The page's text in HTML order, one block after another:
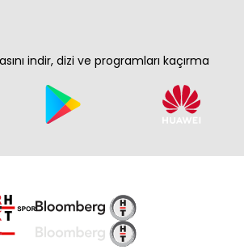
indir, dizi ve programları kaçırma